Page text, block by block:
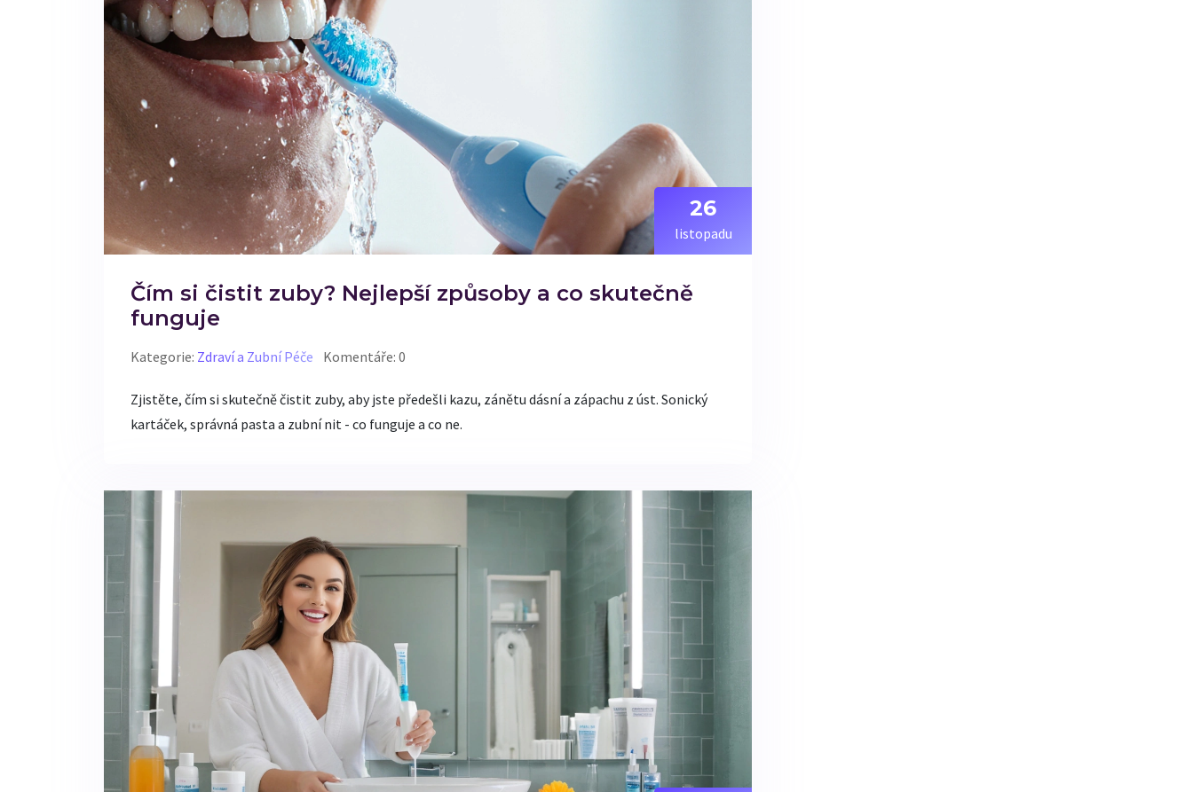
26
listopadu
Čím si čistit zuby? Nejlepší způsoby a co skutečně
funguje
Kategorie: Zdraví a Zubní Péče Komentáře: 0
Zjistěte, čím si skutečně čistit zuby, aby jste předešli kazu, zánětu dásní a zápachu z úst. Sonický
kartáček, správná pasta a zubní nit - co funguje a co ne.